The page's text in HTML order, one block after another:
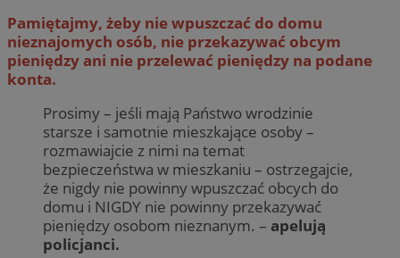
Pamiętajmy, żeby nie wpuszczać do domu
nieznajomych osób, nie przekazywać obcym
pieniędzy ani nie przelewać pieniędzy na podane
konta.
Prosimy – jeśli mają Państwo wrodzinie
starsze i samotnie mieszkające osoby –
rozmawiajcie z nimi na temat
bezpieczeństwa w mieszkaniu – ostrzegajcie,
że nigdy nie powinny wpuszczać obcych do
domu i NIGDY nie powinny przekazywać
pieniędzy osobom nieznanym. – apelują
policjanci.